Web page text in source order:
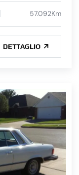
57.092Km
DETTAGLIO